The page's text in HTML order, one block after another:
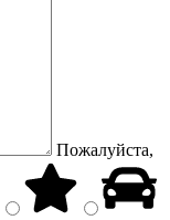
Пожалуйста,